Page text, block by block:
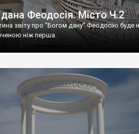
Феодосія. Місто Ч.2
звіту про "Богом дану" Феодосію буде
ніж перша.